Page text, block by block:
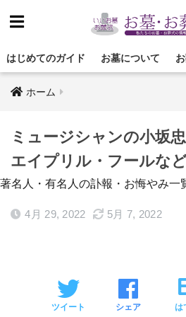
はじめてのガイド お墓について
ホーム
ミュージシャンの小坂
エイプリル・フールな
著名人・有名人の訃報・お悔やみ一
4月 29, 2022 5月 7, 2022
ツイート シェア は